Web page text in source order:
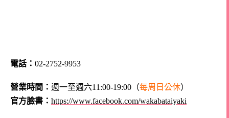
電話： 02-2752-9953
營業時間： 週一至週六11:00-19:00 （每周日 公休）
官方臉書： https://www.facebook.com/wakabataiyaki